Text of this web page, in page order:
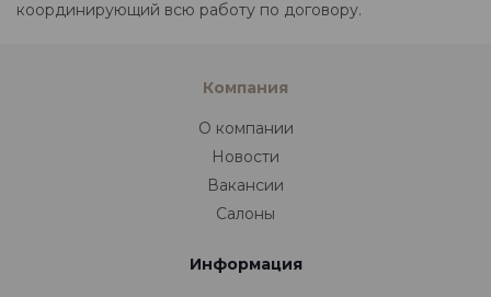
координирующий всю работу по договору.
Компания
О компании
Новости
Вакансии
Салоны
Информация